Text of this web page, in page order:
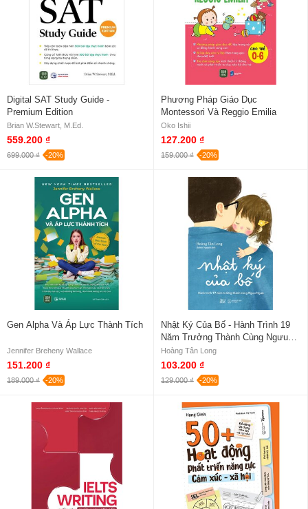
Digital SAT Study Guide -
Premium Edition
Brian W.Stewart, M.Ed.
559.200 ₫
699.000 ₫ -20%
Phương Pháp Giáo Dục
Montessori Và Reggio Emilia
Oko Ishii
127.200 ₫
159.000 ₫ -20%
Gen Alpha Và Áp Lực Thành Tích
Jennifer Breheny Wallace
151.200 ₫
189.000 ₫ -20%
Nhật Ký Của Bố - Hành Trình 19
Năm Trưởng Thành Cùng Ngưu
Ngưu
Hoàng Tân Long
103.200 ₫
129.000 ₫ -20%